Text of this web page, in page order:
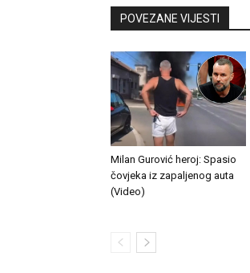
POVEZANE VIJESTI
Milan Gurović heroj: Spasio
čovjeka iz zapaljenog auta
(Video)